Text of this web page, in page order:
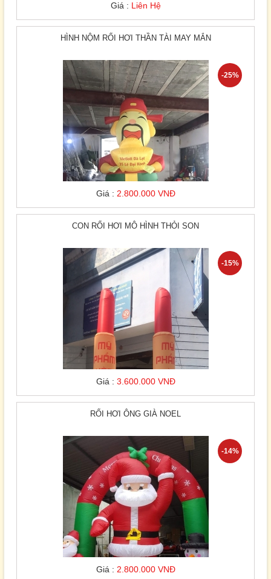
Giá : Liên Hệ
HÌNH NỘM RỐI HƠI THẦN TÀI MAY MẮN
-25%
Giá : 2.800.000 VNĐ
CON RỐI HƠI MÔ HÌNH THỎI SON
-15%
Giá : 3.600.000 VNĐ
RỐI HƠI ÔNG GIÀ NOEL
-14%
Giá : 2.800.000 VNĐ